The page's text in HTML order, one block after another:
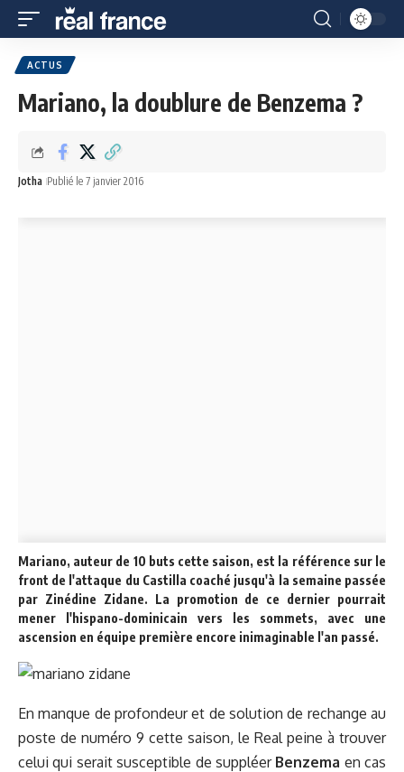
ACTUS
Mariano, la doublure de Benzema ?
Jotha Publié le 7 janvier 2016
Mariano, auteur de 10 buts cette saison, est la référence sur le
front de l'attaque du Castilla coaché jusqu'à la semaine passée
par Zinédine Zidane. La promotion de ce dernier pourrait
mener l'hispano-dominicain vers les sommets, avec une
ascension en équipe première encore inimaginable l'an passé.
En manque de profondeur et de solution de rechange au
poste de numéro 9 cette saison, le Real peine à trouver
celui qui serait susceptible de suppléer Benzema en cas